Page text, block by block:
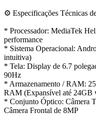
⚙️ Especificações Técnicas
* Processador: MediaTek
performance
* Sistema Operacional:
intuitiva)
* Tela: Display de 6.7
90Hz
* Armazenamento / RAM:
RAM (Expansível até
* Conjunto Óptico: Câmera
Câmera Frontal de 8MP